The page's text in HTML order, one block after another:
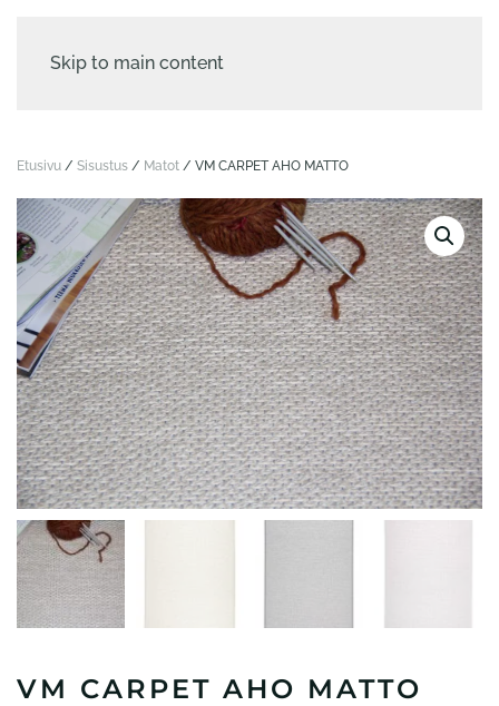
Skip to main content
Etusivu / Sisustus / Matot / VM CARPET AHO MATTO
VM CARPET AHO MATTO